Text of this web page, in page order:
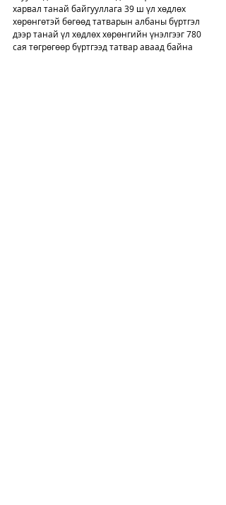
харвал танай байгууллага 39 ш үл хөдлөх
хөрөнгөтэй бөгөөд татварын албаны бүртгэл
дээр танай үл хөдлөх хөрөнгийн үнэлгээг 780
сая төгрөгөөр бүртгээд татвар аваад байна